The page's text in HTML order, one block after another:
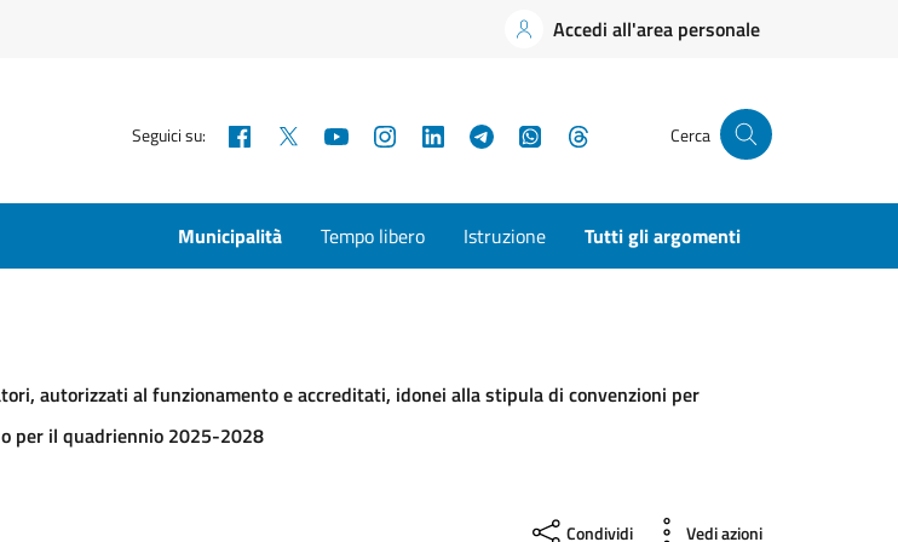
Accedi all'area personale
Seguici su: Facebook YouTubeInstagramLinkedInTelegramWhatsApp Cerca
Municipalità Tempo libero Istruzione Tutti gli argomenti
autorizzati al funzionamento e accreditati, idonei alla stipula di convenzioni per
per il quadriennio 2025-2028
Condividi Vedi azioni